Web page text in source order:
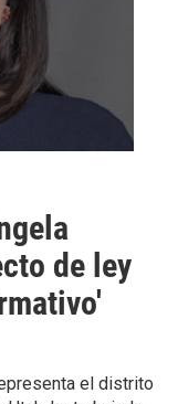
de ley
el distrito